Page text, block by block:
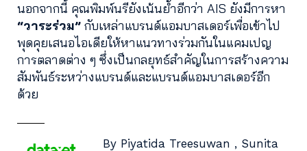
นอกจากนี้ คุณพิมพ์นรียังเน้นย้ำอีกว่า AIS ยังมีการหา
“วาระร่วม” กับเหล่าแบรนด์แอมบาสเดอร์เพื่อเข้าไป
พุดคุยเสนอไอเดียให้หาแนวทางร่วมกันในแคมเปญ
การตลาดต่าง ๆ ซึ่งเป็นกลยุทธ์สำคัญในการสร้างความ
สัมพันธ์ระหว่างแบรนด์และแบรนด์แอมบาสเดอร์อีก
ด้วย
By Piyatida Treesuwan , Sunita